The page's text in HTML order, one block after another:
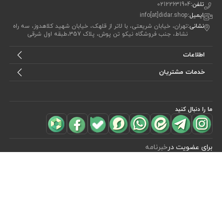
مشاهده محصولات(0)
تلفن:02122631904
ایمیل:info[at]didar.shop
نشانی:تهران، خیابان شریعتی، با لاتر از قلهک، خیابان شهید کلاهدوز، سه راه
نشاط، جنب فروشگاه نیکو تن پوش، پلاک 357،طبقه اول شرقی
اطلاعات
خدمات مشتریان
ما را دنبال کنید
برای عضویت درخبرنامه